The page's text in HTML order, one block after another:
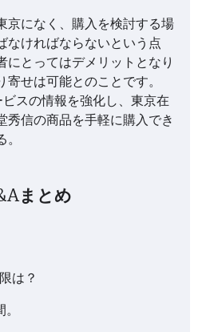
京になく、購入を検討する場
なければならないという点
にとってはデメリットとなり
寄せは可能とのことです。
スの情報を強化し、東京在
秀信の商品を手軽に購入でき
まとめ
は？